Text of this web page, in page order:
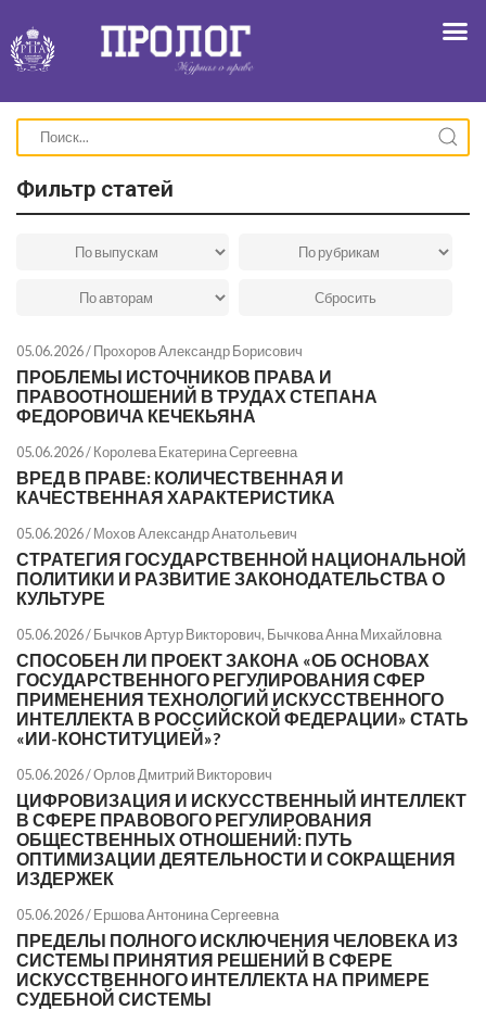
Фильтр статей
05.06.2026 /Прохоров Александр Борисович
ПРОБЛЕМЫ ИСТОЧНИКОВ ПРАВА И
ПРАВООТНОШЕНИЙ В ТРУДАХ СТЕПАНА
ФЕДОРОВИЧА КЕЧЕКЬЯНА
05.06.2026 /Королева Екатерина Сергеевна
ВРЕД В ПРАВЕ: КОЛИЧЕСТВЕННАЯ И
КАЧЕСТВЕННАЯ ХАРАКТЕРИСТИКА
05.06.2026 /Мохов Александр Анатольевич
СТРАТЕГИЯ ГОСУДАРСТВЕННОЙ НАЦИОНАЛЬНОЙ
ПОЛИТИКИ И РАЗВИТИЕ ЗАКОНОДАТЕЛЬСТВА О
КУЛЬТУРЕ
05.06.2026 /Бычков Артур Викторович, Бычкова Анна Михайловна
СПОСОБЕН ЛИ ПРОЕКТ ЗАКОНА «ОБ ОСНОВАХ
ГОСУДАРСТВЕННОГО РЕГУЛИРОВАНИЯ СФЕР
ПРИМЕНЕНИЯ ТЕХНОЛОГИЙ ИСКУССТВЕННОГО
ИНТЕЛЛЕКТА В РОССИЙСКОЙ ФЕДЕРАЦИИ» СТАТЬ
«ИИ-КОНСТИТУЦИЕЙ»?
05.06.2026 /Орлов Дмитрий Викторович
ЦИФРОВИЗАЦИЯ И ИСКУССТВЕННЫЙ ИНТЕЛЛЕКТ
В СФЕРЕ ПРАВОВОГО РЕГУЛИРОВАНИЯ
ОБЩЕСТВЕННЫХ ОТНОШЕНИЙ: ПУТЬ
ОПТИМИЗАЦИИ ДЕЯТЕЛЬНОСТИ И СОКРАЩЕНИЯ
ИЗДЕРЖЕК
05.06.2026 /Ершова Антонина Сергеевна
ПРЕДЕЛЫ ПОЛНОГО ИСКЛЮЧЕНИЯ ЧЕЛОВЕКА ИЗ
СИСТЕМЫ ПРИНЯТИЯ РЕШЕНИЙ В СФЕРЕ
ИСКУССТВЕННОГО ИНТЕЛЛЕКТА НА ПРИМЕРЕ
СУДЕБНОЙ СИСТЕМЫ